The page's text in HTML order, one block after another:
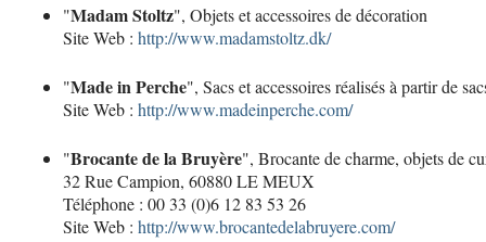
"Madam Stoltz", Objets et accessoires de décoration
Site Web : http://www.madamstoltz.dk/
"Made in Perche", Sacs et accessoires réalisés à partir de
Site Web : http://www.madeinperche.com/
"Brocante de la Bruyère", Brocante de charme, objets de
32 Rue Campion, 60880 LE MEUX
Téléphone : 00 33 (0)6 12 83 53 26
Site Web : http://www.brocantedelabruyere.com/